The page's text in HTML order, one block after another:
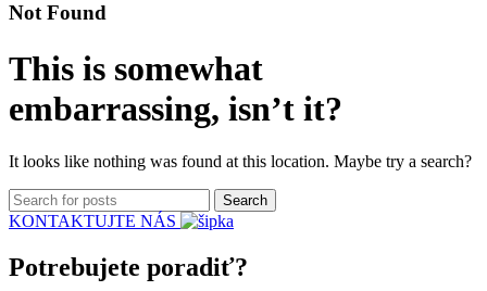
Not Found
This is somewhat
embarrassing, isn’t it?
It looks like nothing was found at this location. Maybe try a search?
Search
KONTAKTUJTE NÁS
Potrebujete poradiť?